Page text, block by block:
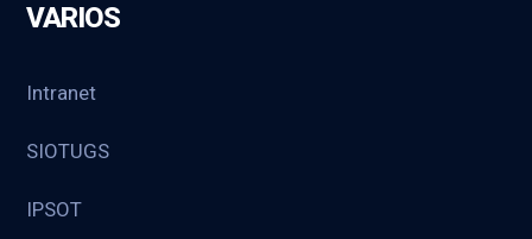
VARIOS
Intranet
SIOTUGS
IPSOT